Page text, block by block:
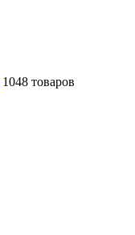
1048 товаров